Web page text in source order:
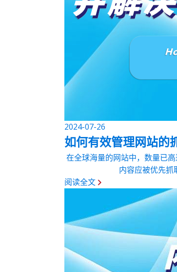
2024-07-26
如何有效管理网站的
在全球海量的网站中，数量已
内容应被优先抓
阅读全文